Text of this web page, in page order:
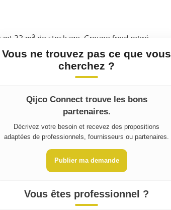
33 m³ de stockage. Groupe froid retiré.
Container maritime isolé en panneaux
en acier inoxydable et en aluminium.
20-pieds-high-cube/
la concurrence.
dans l'heure.
Vous ne trouvez pas ce que vous
cherchez ?
Qijco Connect trouve les bons
partenaires.
Décrivez votre besoin et recevez des propositions
adaptées de professionnels, fournisseurs ou partenaires.
Publier ma demande
Vous êtes professionnel ?